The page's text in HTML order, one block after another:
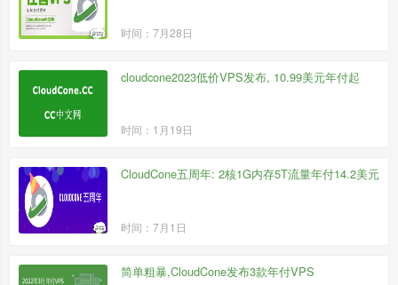
时间：7月28日
cloudcone2023低价VPS发布, 10.99美元年付起
时间：1月19日
CloudCone五周年: 2核1G内存5T流量年付14.2美元
时间：7月1日
简单粗暴,CloudCone发布3款年付VPS